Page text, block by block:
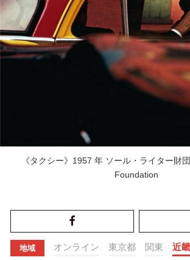
《タクシー》1957 年 ソール・ライター財
Foundation
地域 オンライン 東京都 関東 近畿